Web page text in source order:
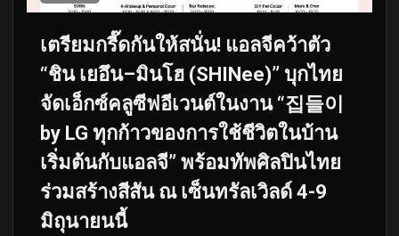
เตรียมกรี๊ดกันให้สนั่น! แอลจีคว้าตัว
“ชิน เยอึน–มินโฮ (SHINee)” บุกไทย
จัดเอ็กซ์คลูซีฟอีเวนต์ในงาน “집들이
by LG ทุกก้าวของการใช้ชีวิตในบ้าน
เริ่มต้นกับแอลจี” พร้อมทัพศิลปินไทย
ร่วมสร้างสีสัน ณ เซ็นทรัลเวิลด์ 4-9
มิถุนายนนี้